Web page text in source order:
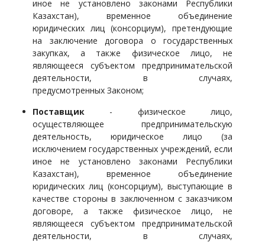
иное не установлено законами Республики
Казахстан), временное объединение
юридических лиц (консорциум), претендующие
на заключение договора о государственных
закупках, а также физическое лицо, не
являющееся субъектом предпринимательской
деятельности, в случаях,
предусмотренных Законом;
Поставщик - физическое лицо,
осуществляющее предпринимательскую
деятельность, юридическое лицо (за
исключением государственных учреждений, если
иное не установлено законами Республики
Казахстан), временное объединение
юридических лиц (консорциум), выступающие в
качестве стороны в заключенном с заказчиком
договоре, а также физическое лицо, не
являющееся субъектом предпринимательской
деятельности, в случаях,